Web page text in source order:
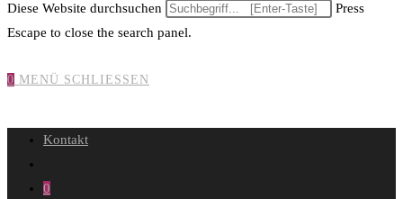
Diese Website durchsuchen
Press
Escape to close the search panel.
0 MENÜ SCHLIESSEN
Kontakt
0